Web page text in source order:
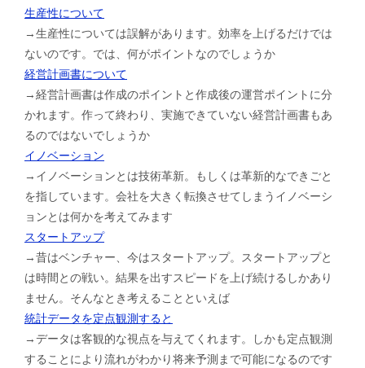
生産性について
→生産性については誤解があります。効率を上げるだけでは
ないのです。では、何がポイントなのでしょうか
経営計画書について
→経営計画書は作成のポイントと作成後の運営ポイントに分
かれます。作って終わり、実施できていない経営計画書もあ
るのではないでしょうか
イノベーション
→イノベーションとは技術革新。もしくは革新的なできごと
を指しています。会社を大きく転換させてしまうイノベーシ
ョンとは何かを考えてみます
スタートアップ
→昔はベンチャー、今はスタートアップ。スタートアップと
は時間との戦い。結果を出すスピードを上げ続けるしかあり
ません。そんなとき考えることといえば
統計データを定点観測すると
→データは客観的な視点を与えてくれます。しかも定点観測
することにより流れがわかり将来予測まで可能になるのです